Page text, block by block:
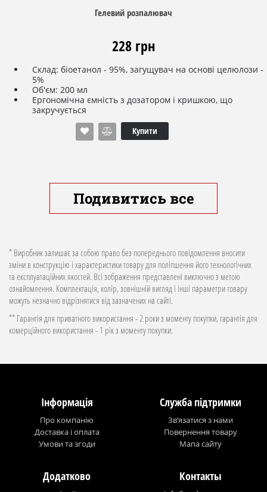
Гелевий розпалювач
228 грн
Склад: біоетанол - 95%, загущувач на основі целюлози -
5%
Об'єм: 200 мл
Ергономічна ємність з дозатором і кришкою, що
закручується
Купити
Подивитись все
* Виробник залишає за собою право без попереднього повідомлення вносити
зміни в конструкцію і характеристики товару для поліпшення його технологічних
та експлуатаційних якостей. Всі зображення представлені виключно з метою
ознайомлення. Комплектація, колір, зовнішній вигляд і інші параметри товару
можуть незначно відрізнятися від зазначених на сайті.
** Гарантія для приватного використання - 2 роки з моменту покупки, гарантія для
комерційного використання - 1 рік з моменту покупки.
Інформація
Про компанію
Доставка і оплата
Умови та згоди
Служба підтримки
Зв’язатися з нами
Повернення товару
Мапа сайту
Додатково Контакты